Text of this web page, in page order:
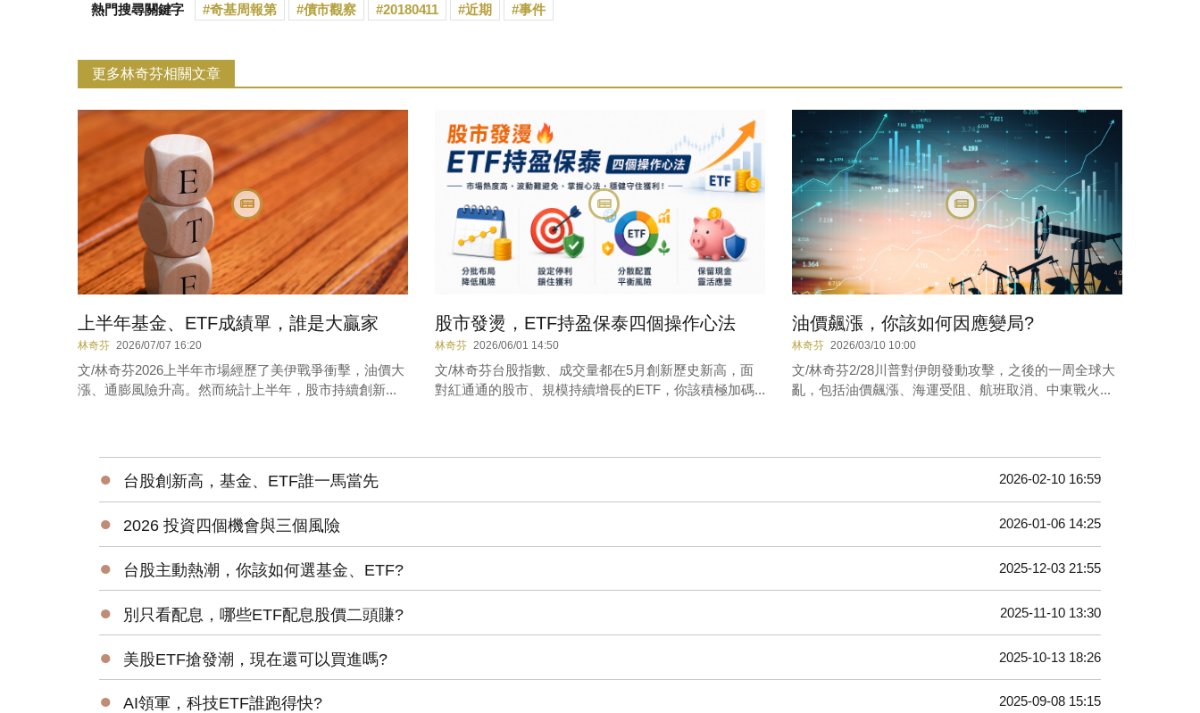
熱門搜尋關鍵字 奇基周報第 債市觀察 20180411 近期 事件
更多林奇芬相關文章
上半年基金、ETF成績單，誰是大贏家
林奇芬 2026/07/07 16:20
文/林奇芬2026上半年市場經歷了美伊戰爭衝擊，油價大
漲、通膨風險升高。然而統計上半年，股市持續創新...
股市發燙，ETF持盈保泰四個操作心法
林奇芬 2026/06/01 14:50
文/林奇芬台股指數、成交量都在5月創新歷史新高，面
對紅通通的股市、規模持續增長的ETF，你該積極加碼...
油價飆漲，你該如何因應變局?
林奇芬 2026/03/10 10:00
文/林奇芬2/28川普對伊朗發動攻擊，之後的一周全球大
亂，包括油價飆漲、海運受阻、航班取消、中東戰火...
● 台股創新高，基金、ETF誰一馬當先 2026-02-10 16:59
● 2026 投資四個機會與三個風險 2026-01-06 14:25
● 台股主動熱潮，你該如何選基金、ETF? 2025-12-03 21:55
● 別只看配息，哪些ETF配息股價二頭賺? 2025-11-10 13:30
● 美股ETF搶發潮，現在還可以買進嗎? 2025-10-13 18:26
● AI領軍，科技ETF誰跑得快? 2025-09-08 15:15